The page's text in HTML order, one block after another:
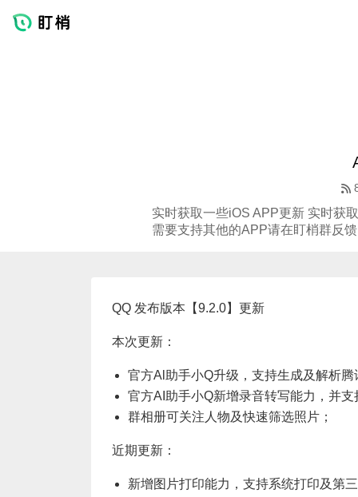
实时获取一些iOS APP更新 实时获
需要支持其他的APP请在盯梢群反馈
QQ 发布版本【9.2.0】更新
本次更新：
官方Al助手小Q升级，支持生成及解析腾
官方AI助手小Q新增录音转写能力，并
群相册可关注人物及快速筛选照片；
近期更新：
新增图片打印能力，支持系统打印及第